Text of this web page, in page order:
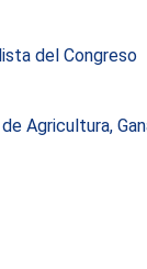
del Congreso
de Agricultura,